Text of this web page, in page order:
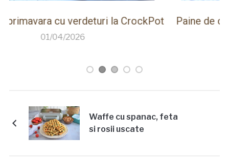
Paine de casa rapida la Thermomix cu faina
care creste singura
Waffe cu spanac, feta
si rosii uscate